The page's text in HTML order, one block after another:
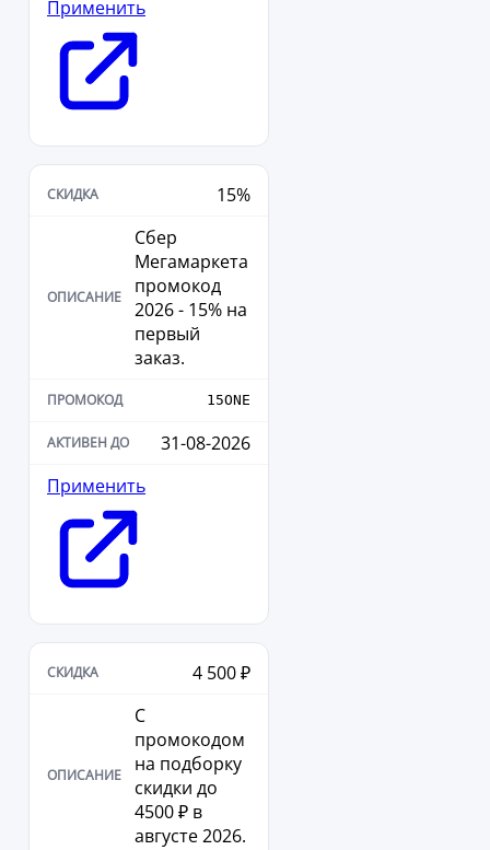
Применить
15%
Сбер
Мегамаркета
промокод
2026 - 15% на
первый
заказ.
15ONE
31-08-2026
Применить
4 500 ₽
С
промокодом
на подборку
скидки до
4500 ₽ в
августе 2026.